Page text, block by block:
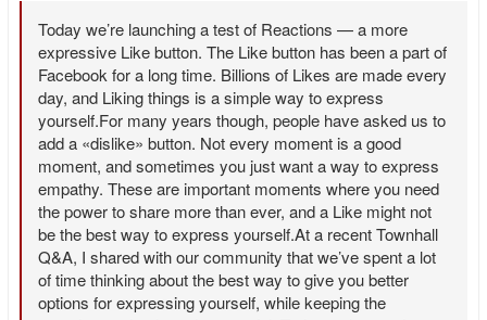
Today we’re launching a test of Reactions — a more
expressive Like button. The Like button has been a part of
Facebook for a long time. Billions of Likes are made every
day, and Liking things is a simple way to express
yourself.For many years though, people have asked us to
add a «dislike» button. Not every moment is a good
moment, and sometimes you just want a way to express
empathy. These are important moments where you need
the power to share more than ever, and a Like might not
be the best way to express yourself.At a recent Townhall
Q&A, I shared with our community that we’ve spent a lot
of time thinking about the best way to give you better
options for expressing yourself, while keeping the